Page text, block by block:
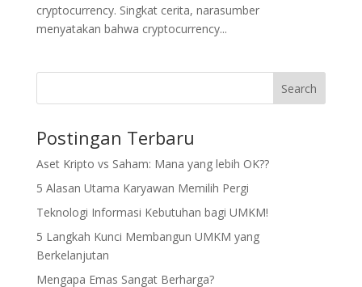
cryptocurrency. Singkat cerita, narasumber
menyatakan bahwa cryptocurrency...
Search
Postingan Terbaru
Aset Kripto vs Saham: Mana yang lebih OK??
5 Alasan Utama Karyawan Memilih Pergi
Teknologi Informasi Kebutuhan bagi UMKM!
5 Langkah Kunci Membangun UMKM yang
Berkelanjutan
Mengapa Emas Sangat Berharga?